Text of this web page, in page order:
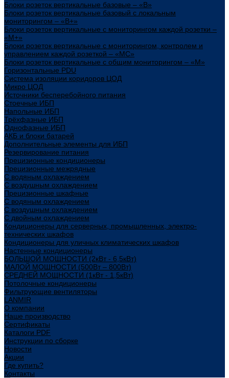
Блоки розеток вертикальные базовые – «В»
Блоки розеток вертикальные базовый с локальным
мониторингом – «В+»
Блоки розеток вертикальные с мониторингом каждой розетки –
«М+»
Блоки розеток вертикальные с мониторингом, контролем и
управлением каждой розеткой – «МС»
Блоки розеток вертикальные с общим мониторингом – «М»
Горизонтальные PDU
Система изоляции коридоров ЦОД
Микро ЦОД
Источники бесперебойного питания
Стоечные ИБП
Напольные ИБП
Трёхфазные ИБП
Однофазные ИБП
АКБ и блоки батарей
Дополнительные элементы для ИБП
Резервирование питания
Прецизионные кондиционеры
Прецизионные межрядные
С водяным охлаждением
С воздушным охлаждением
Прецизионные шкафные
С водяным охлаждением
С воздушным охлаждением
С двойным охлаждением
Кондиционеры для серверных, промышленных, электро-
технических шкафов
Кондиционеры для уличных климатических шкафов
Настенные кондиционеры
БОЛЬШОЙ МОЩНОСТИ (2кВт - 6,5кВт)
МАЛОЙ МОЩНОСТИ (500Вт – 800Вт)
СРЕДНЕЙ МОЩНОСТИ (1кВт - 1,5кВт)
Потолочные кондиционеры
Фильтрующие вентиляторы
LANMIR
О компании
Наше производство
Сертификаты
Каталоги PDF
Инструкции по сборке
Новости
Акции
Где купить?
Контакты